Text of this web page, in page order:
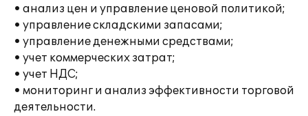
• анализ цен и управление ценовой политикой;
• управление складскими запасами;
• управление денежными средствами;
• учет коммерческих затрат;
• учет НДС;
• мониторинг и анализ эффективности торговой
деятельности.